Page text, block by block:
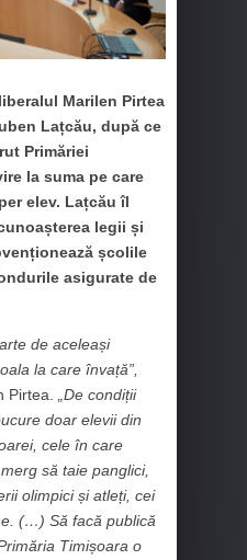
Marilen Pirtea
Lațcău, după ce
Primăriei
la suma pe care
elev. Lațcău îl
legii și
școlile
asigurate de
de aceleași
la care învață”,
Pirtea.
„De condiții
doar elevii din
cele în care
să taie panglici,
olimpici și atleți, cei
(…) Să facă publică
Timișoara o